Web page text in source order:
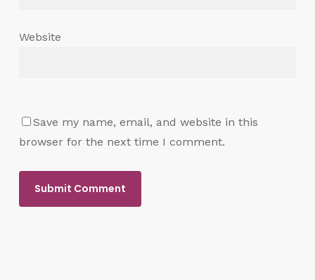
Website
Save my name, email, and website in this
browser for the next time I comment.